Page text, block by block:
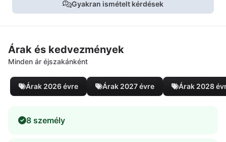
Gyakran ismételt kérdések
Árak és kedvezmények
Minden ár éjszakánként
Árak 2026 évre Árak 2027 évre Árak 2028
8 személy